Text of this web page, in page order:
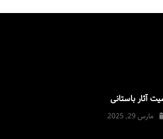
آثار باستانی
مارس 29, 2025